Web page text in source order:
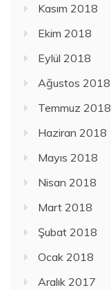
Kasım 2018
Ekim 2018
Eylül 2018
Ağustos 2018
Temmuz 2018
Haziran 2018
Mayıs 2018
Nisan 2018
Mart 2018
Şubat 2018
Ocak 2018
Aralık 2017